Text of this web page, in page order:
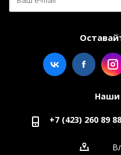
Наши
+7 (423) 260 89 88